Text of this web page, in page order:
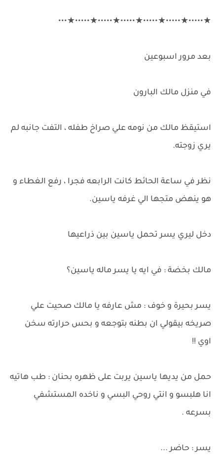
★•••••★•••••★•••••★•••••★•••••★•••••★•••
بعد مرور اسبوعين
في منزل مالك البارون
استيقظ مالك من نومه علي صراخ طفله ، التفت جانبه لم
يري زوجته.
نظر في ساعة الحائط كانت الرابعه فجرا ، رفع الغطاء و
هو ينهض متجها الي غرفه ياسين.
دخل ليري يسر تحمل ياسين بين ذراعيها
مالك بخضة : في ايه يا يسر ماله ياسين؟
يسر بحيرة و خوف : مش عارفه يا مالك صحيت علي
صريخه بيقولي ان بطنه بتوجعه و بحس حرارته سخن
اوي !!
حمل من يديها ياسين يربت على ظهره بحنان : طب هاتيه
انا هلبسو و انتي روحي البسي و ناخده المستشفي
بسرعه .
يسر : حاضر ...